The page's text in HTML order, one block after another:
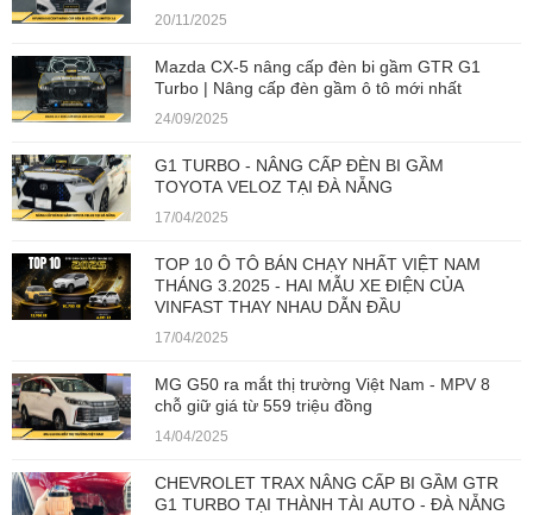
20/11/2025
Mazda CX-5 nâng cấp đèn bi gầm GTR G1
Turbo | Nâng cấp đèn gầm ô tô mới nhất
24/09/2025
G1 TURBO - NÂNG CẤP ĐÈN BI GẦM
TOYOTA VELOZ TẠI ĐÀ NẴNG
17/04/2025
TOP 10 Ô TÔ BÁN CHẠY NHẤT VIỆT NAM
THÁNG 3.2025 - HAI MẪU XE ĐIỆN CỦA
VINFAST THAY NHAU DẪN ĐẦU
17/04/2025
MG G50 ra mắt thị trường Việt Nam - MPV 8
chỗ giữ giá từ 559 triệu đồng
14/04/2025
CHEVROLET TRAX NÂNG CẤP BI GẦM GTR
G1 TURBO TẠI THÀNH TÀI AUTO - ĐÀ NẴNG